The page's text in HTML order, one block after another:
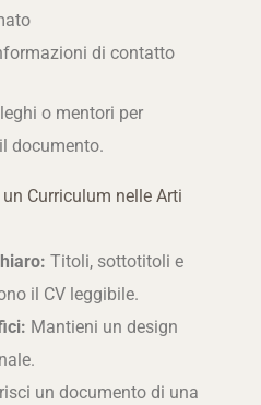
di contatto
o mentori per
documento.
Curriculum nelle Arti
Titoli, sottotitoli e
il CV leggibile.
Mantieni un design
un documento di una